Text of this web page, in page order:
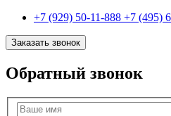
+7 (929) 50-11-888 +7 (495)
Заказать звонок
Обратный звонок